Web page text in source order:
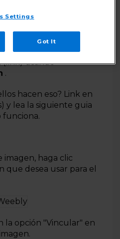
foto agregada
(link) usando
.
hacen eso? Link en
y lea la siguiente guia
funciona.
imagen, haga clic
que desea usar para el
la opción "Vincular" en
Settings
Got It